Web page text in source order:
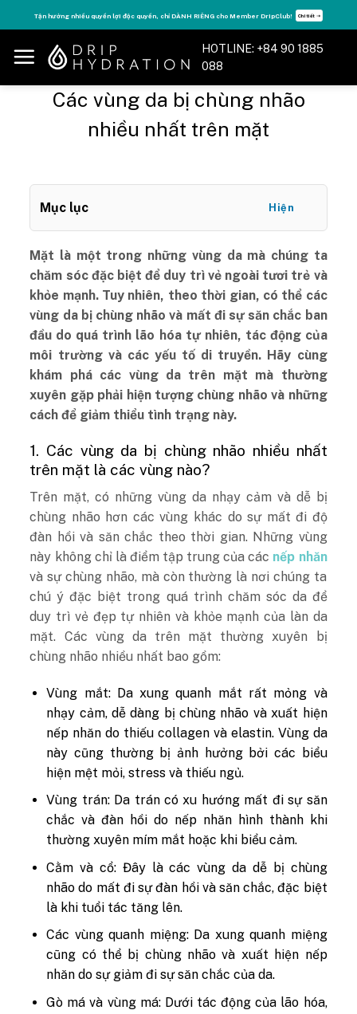
to
content
Tận hưởng nhiều quyền lợi độc quyền, chỉ DÀNH RIÊNG cho Member DripClub! Chi tiết ➝
HOTLINE: +84 90 1885
088
Các vùng da bị chùng nhão
nhiều nhất trên mặt
Mục lục Hiện
Mặt là một trong những vùng da mà chúng ta
chăm sóc đặc biệt để duy trì vẻ ngoài tươi trẻ và
khỏe mạnh. Tuy nhiên, theo thời gian, có thể các
vùng da bị chùng nhão và mất đi sự săn chắc ban
đầu do quá trình lão hóa tự nhiên, tác động của
môi trường và các yếu tố di truyền. Hãy cùng
khám phá các vùng da trên mặt mà thường
xuyên gặp phải hiện tượng chùng nhão và những
cách để giảm thiểu tình trạng này.
1. Các vùng da bị chùng nhão nhiều nhất
trên mặt là các vùng nào?
Trên mặt, có những vùng da nhạy cảm và dễ bị
chùng nhão hơn các vùng khác do sự mất đi độ
đàn hồi và săn chắc theo thời gian. Những vùng
này không chỉ là điểm tập trung của các nếp nhăn
và sự chùng nhão, mà còn thường là nơi chúng ta
chú ý đặc biệt trong quá trình chăm sóc da để
duy trì vẻ đẹp tự nhiên và khỏe mạnh của làn da
mặt. Các vùng da trên mặt thường xuyên bị
chùng nhão nhiều nhất bao gồm:
Vùng mắt: Da xung quanh mắt rất mỏng và
nhạy cảm, dễ dàng bị chùng nhão và xuất hiện
nếp nhăn do thiếu collagen và elastin. Vùng da
này cũng thường bị ảnh hưởng bởi các biểu
hiện mệt mỏi, stress và thiếu ngủ.
Vùng trán: Da trán có xu hướng mất đi sự săn
chắc và đàn hồi do nếp nhăn hình thành khi
thường xuyên mím mắt hoặc khi biểu cảm.
Cằm và cổ: Đây là các vùng da dễ bị chùng
nhão do mất đi sự đàn hồi và săn chắc, đặc biệt
là khi tuổi tác tăng lên.
Các vùng quanh miệng: Da xung quanh miệng
cũng có thể bị chùng nhão và xuất hiện nếp
nhăn do sự giảm đi sự săn chắc của da.
Gò má và vùng má: Dưới tác động của lão hóa,